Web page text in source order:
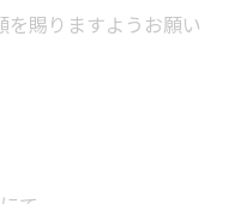
賜りますようお願い